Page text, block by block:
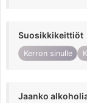
Suosikkikeittiöt
Kerron sinulle
Jaanko